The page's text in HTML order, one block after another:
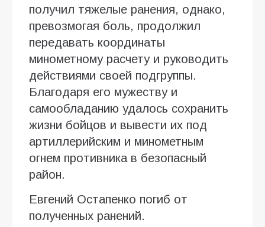
получил тяжелые ранения, однако,
превозмогая боль, продолжил
передавать координаты
минометному расчету и руководить
действиями своей подгруппы.
Благодаря его мужеству и
самообладанию удалось сохранить
жизни бойцов и вывести их под
артиллерийским и минометным
огнем противника в безопасный
район.
Евгений Остапенко погиб от
полученных ранений.